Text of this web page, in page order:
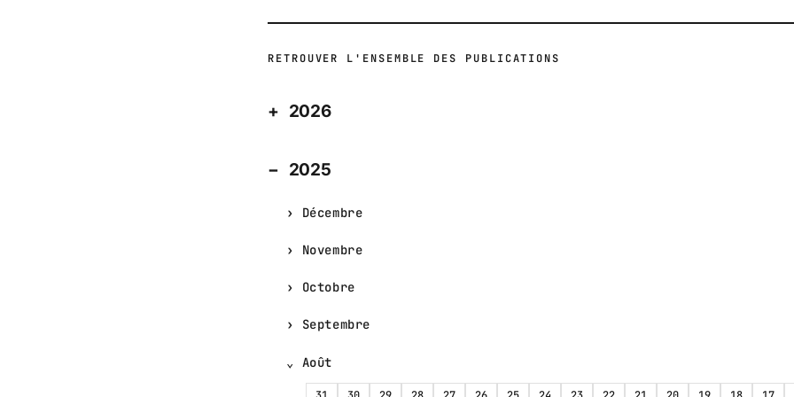
RETROUVER L'ENSEMBLE DES PUBLICATIONS
2026
2025
Décembre
Novembre
Octobre
Septembre
Août